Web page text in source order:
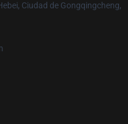
Ciudad de Gongqingcheng,